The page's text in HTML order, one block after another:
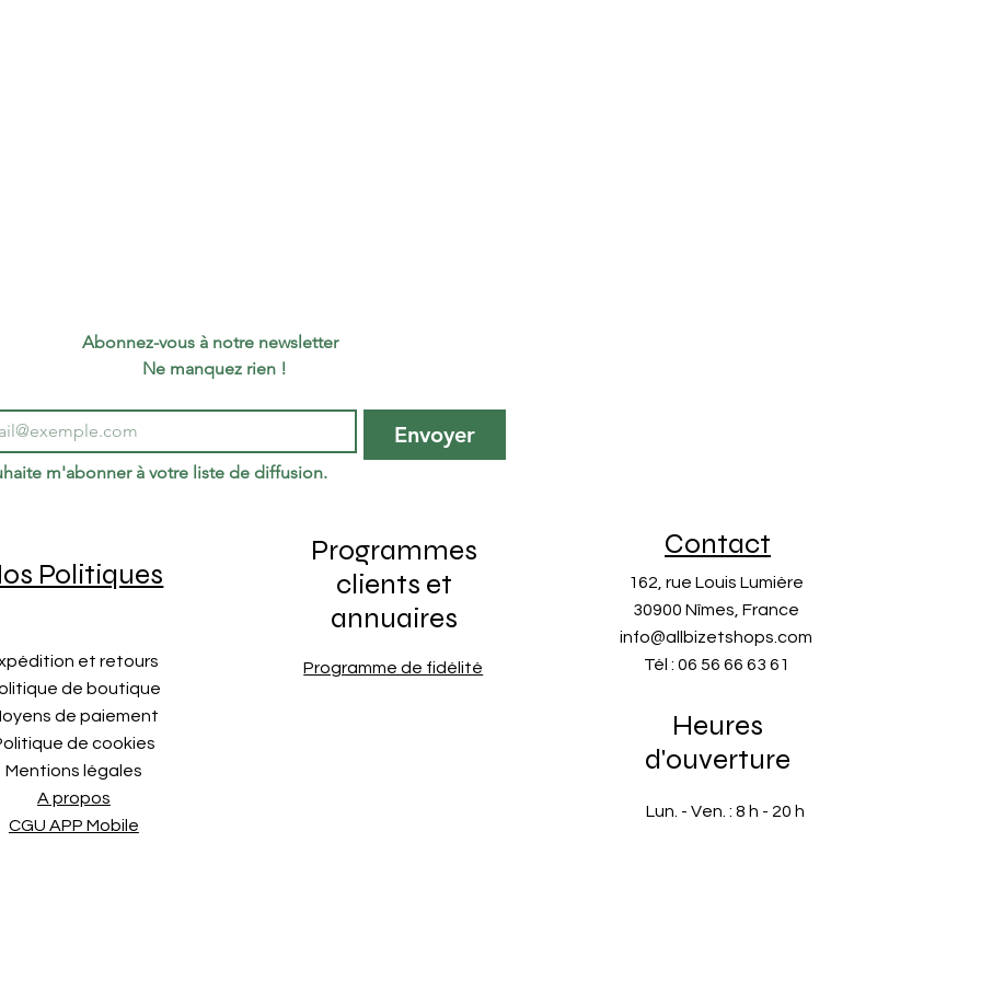
Abonnez-vous à notre newsletter
Ne manquez rien !
Envoyer
m'abonner à votre liste de diffusion.
Politiques
et retours
de boutique
de paiement
de cookies
Mentions légales
A propos
CGU APP Mobile
Programmes
clients et
annuaires
Programme de fidélité
Contact
162, rue Louis Lumière
30900 Nîmes, France
info@allbizetshops.com
Tél : 06 56 66 63 61
Heures
d'ouverture
Lun. - Ven. : 8 h - 20 h